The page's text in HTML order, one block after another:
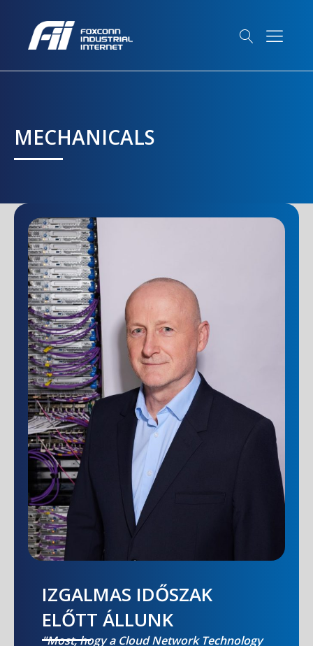
MECHANICALS
IZGALMAS IDŐSZAK
ELŐTT ÁLLUNK
"Most, hogy a Cloud Network Technology